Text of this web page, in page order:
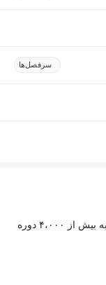
سرفصل‌ها
با خرید اشتراک مکتب‌پلاس، علاوه بر این دوره، به بیش از ۴،۰۰۰ دوره